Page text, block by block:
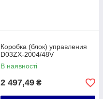
Коробка (блок) управления
D03ZX-2004/48V
В наявності
2 497,49 ₴